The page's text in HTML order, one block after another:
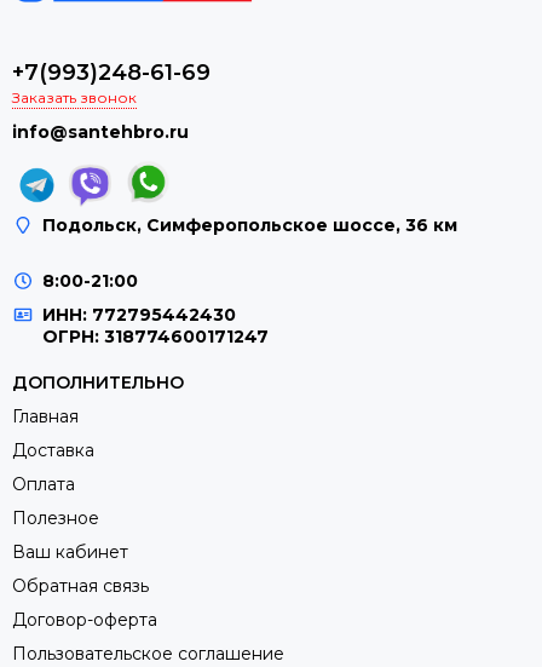
+7(993)248-61-69
Заказать звонок
info@santehbro.ru
Подольск, Симферопольское шоссе, 36 км
8:00-21:00
ИНН: 772795442430
ОГРН: 318774600171247
ДОПОЛНИТЕЛЬНО
Главная
Доставка
Оплата
Полезное
Ваш кабинет
Обратная связь
Договор-оферта
Пользовательское соглашение